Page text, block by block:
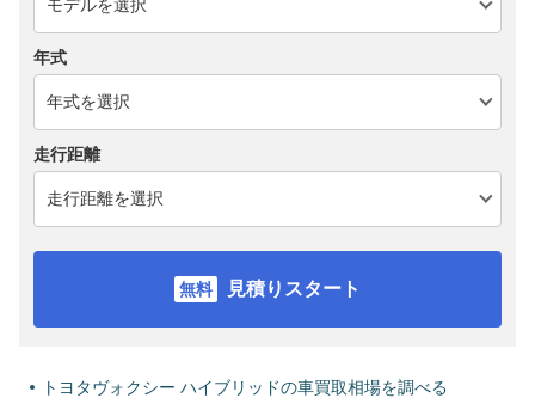
年式
走行距離
見積りスタート
トヨタヴォクシー ハイブリッドの車買取相場を調べる